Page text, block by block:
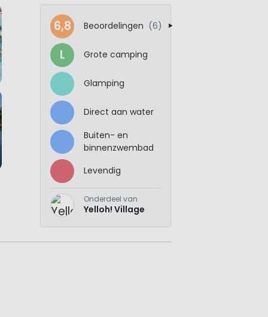
6,8 Beoordelingen (6)
L Grote camping
Glamping
Direct aan water
Buiten- en
binnenzwembad
Levendig
Onderdeel van
Yelloh! Village